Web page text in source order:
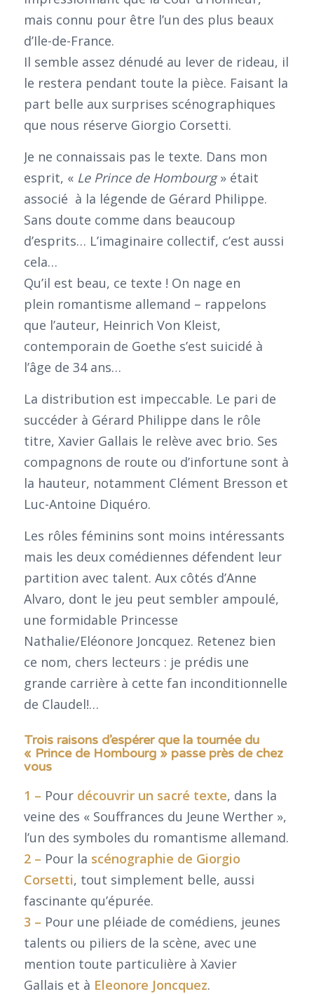
mais connu pour être l’un des plus beaux
d’Ile-de-France.
Il semble assez dénudé au lever de rideau, il
le restera pendant toute la pièce. Faisant la
part belle aux surprises scénographiques
que nous réserve Giorgio Corsetti.
Je ne connaissais pas le texte. Dans mon
esprit, « Le Prince de Hombourg» était
associé à la légende de Gérard Philippe.
Sans doute comme dans beaucoup
d’esprits… L’imaginaire collectif, c’est aussi
cela…
Qu’il est beau, ce texte ! On nage en
plein romantisme allemand – rappelons
que l’auteur, Heinrich Von Kleist,
contemporain de Goethe s’est suicidé à
l’âge de 34 ans…
La distribution est impeccable. Le pari de
succéder à Gérard Philippe dans le rôle
titre, Xavier Gallais le relève avec brio. Ses
compagnons de route ou d’infortune sont à
la hauteur, notamment Clément Bresson et
Luc-Antoine Diquéro.
Les rôles féminins sont moins intéressants
mais les deux comédiennes défendent leur
partition avec talent. Aux côtés d’Anne
Alvaro, dont le jeu peut sembler ampoulé,
une formidable Princesse
Nathalie/Eléonore Joncquez. Retenez bien
ce nom, chers lecteurs : je prédis une
grande carrière à cette fan inconditionnelle
de Claudel!…
Trois raisons d’espérer que la tournée du
« Prince de Hombourg » passe près de chez
vous
1 – Pour découvrir un sacré texte, dans la
veine des « Souffrances du Jeune Werther »,
l’un des symboles du romantisme allemand.
2 – Pour la scénographie de Giorgio
Corsetti, tout simplement belle, aussi
fascinante qu’épurée.
3 – Pour une pléiade de comédiens, jeunes
talents ou piliers de la scène, avec une
mention toute particulière à Xavier
Gallais et à Eleonore Joncquez.